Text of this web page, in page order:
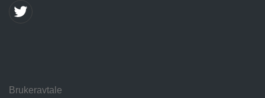
Brukeravtale